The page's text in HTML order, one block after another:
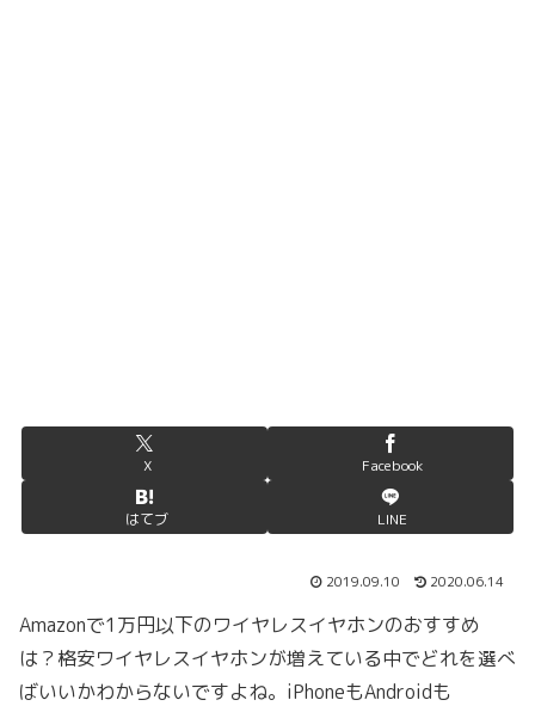
X Facebook
はてブ LINE
2019.09.10 2020.06.14
Amazonで1万円以下のワイヤレスイヤホンのおすすめ
は？格安ワイヤレスイヤホンが増えている中でどれを選べ
ばいいかわからないですよね。iPhoneもAndroidも